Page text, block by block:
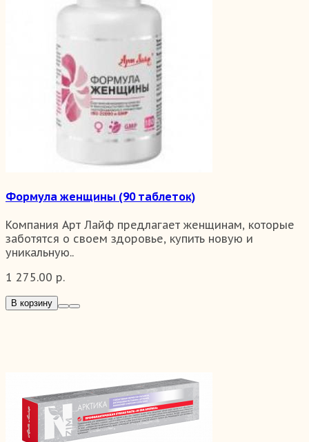
Формула женщины (90 таблеток)
Компания Арт Лайф предлагает женщинам, которые
заботятся о своем здоровье, купить новую и
уникальную..
1 275.00 р.
В корзину